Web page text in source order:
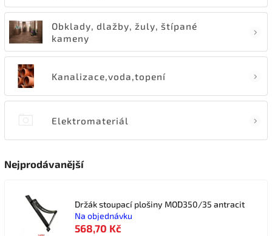
Obklady, dlažby, žuly, štípané
kameny
Kanalizace,voda,topení
Elektromateriál
Nejprodávanější
Držák stoupací plošiny MOD350/35 antracit
Na objednávku
568,70 Kč